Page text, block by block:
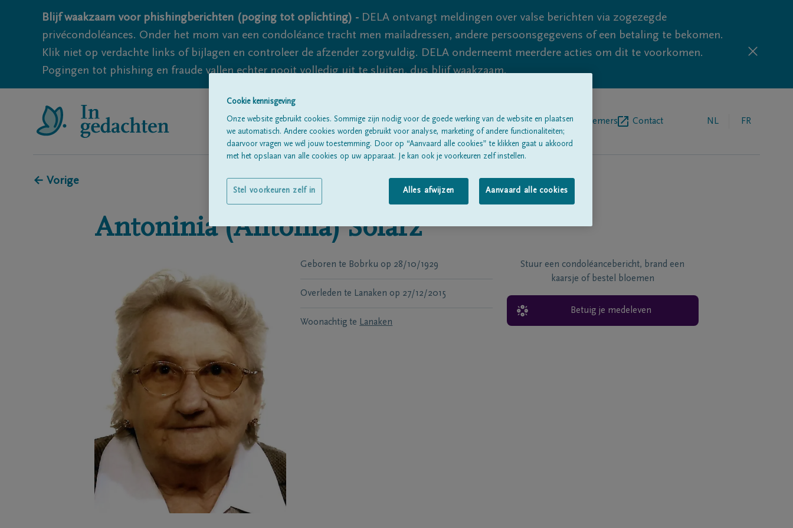
Blijf waakzaam voor phishingberichten (poging tot oplichting) - DELA ontvangt meldingen over valse berichten via zogezegde
privécondoléances. Onder het mom van een condoléance tracht men mailadressen, andere persoonsgegevens of een betaling te bekomen.
Klik niet op verdachte links of bijlagen en controleer de afzender zorgvuldig. DELA onderneemt meerdere acties om dit te voorkomen.
Pogingen tot phishing en fraude vallen echter nooit volledig uit te sluiten, dus blijf waakzaam.
Alle rouwberichtenOver onsBegrafenisondernemers Contact NL FR
← Vorige
Antoninia (Antonia) Solarz
Geboren te Bobrku op 28/10/1929
Overleden te Lanaken op 27/12/2015
Woonachtig te Lanaken
Stuur een condoléancebericht, brand een
kaarsje of bestel bloemen
Betuig je medeleven
Cookie kennisgeving
Onze website gebruikt cookies. Sommige zijn nodig voor de goede werking van de website en plaatsen
we automatisch. Andere cookies worden gebruikt voor analyse, marketing of andere functionaliteiten;
daarvoor vragen we wél jouw toestemming. Door op “Aanvaard alle cookies” te klikken gaat u akkoord
met het opslaan van alle cookies op uw apparaat. Je kan ook je voorkeuren zelf instellen.
Alles afwijzen Aanvaard alle cookies
Stel voorkeuren zelf in